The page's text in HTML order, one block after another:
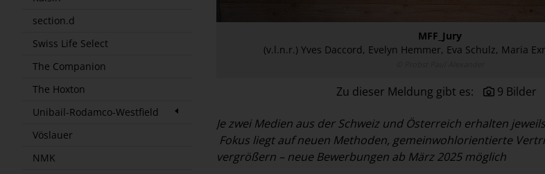
section.d
Swiss Life Select
The Companion
The Hoxton
Unibail-Rodamco-Westfield
Vöslauer
NMK
MFF_Jury
(v.l.n.r.) Yves Daccord, Evelyn Hemmer, Eva Schulz, Maria
Zu dieser Meldung gibt es: 9 Bilder
Je zwei Medien aus der Schweiz und Österreich erhalten
Fokus liegt auf neuen Methoden, gemeinwohlorientierte
vergrößern – neue Bewerbungen ab März 2025 möglich